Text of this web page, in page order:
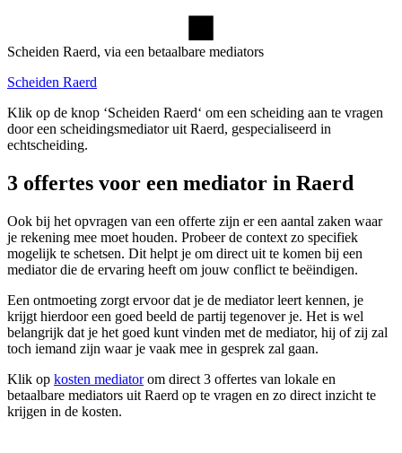
Scheiden Raerd, via een betaalbare mediators
Scheiden Raerd
Klik op de knop ‘Scheiden Raerd‘ om een scheiding aan te vragen
door een scheidingsmediator uit Raerd, gespecialiseerd in
echtscheiding.
3 offertes voor een mediator in Raerd
Ook bij het opvragen van een offerte zijn er een aantal zaken waar
je rekening mee moet houden. Probeer de context zo specifiek
mogelijk te schetsen. Dit helpt je om direct uit te komen bij een
mediator die de ervaring heeft om jouw conflict te beëindigen.
Een ontmoeting zorgt ervoor dat je de mediator leert kennen, je
krijgt hierdoor een goed beeld de partij tegenover je. Het is wel
belangrijk dat je het goed kunt vinden met de mediator, hij of zij zal
toch iemand zijn waar je vaak mee in gesprek zal gaan.
Klik op kosten mediatorom direct 3 offertes van lokale en
betaalbare mediators uit Raerd op te vragen en zo direct inzicht te
krijgen in de kosten.